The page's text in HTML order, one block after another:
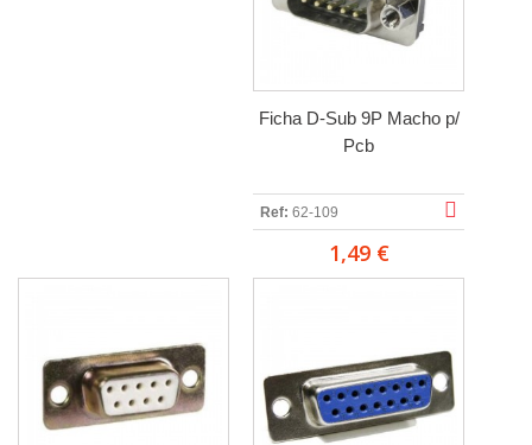
Ficha D-Sub 9P Macho p/
Pcb
Ref: 62-109
1,49 €